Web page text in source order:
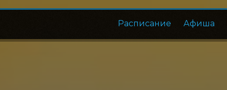
Расписание Афиша